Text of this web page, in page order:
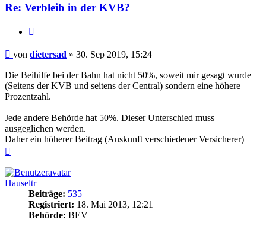
Re: Verbleib in der KVB?
Beitrag
von dietersad » 30. Sep 2019, 15:24
Die Beihilfe bei der Bahn hat nicht 50%, soweit mir gesagt wurde
(Seitens der KVB und seitens der Central) sondern eine höhere
Prozentzahl.
Jede andere Behörde hat 50%. Dieser Unterschied muss
ausgeglichen werden.
Daher ein höherer Beitrag (Auskunft verschiedener Versicherer)
Hauseltr
Beiträge: 535
Registriert: 18. Mai 2013, 12:21
Behörde: BEV